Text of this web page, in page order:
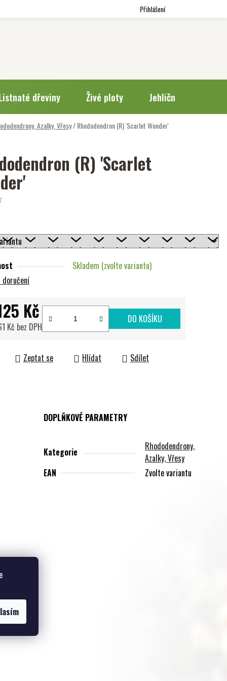
Přihlášení
dřeviny Živé ploty Jehličnany
Azalky, Vřesy/Rhododendron (R) 'Scarlet Wonder'
(R) 'Scarlet
Skladem (zvolte variantu)
Kč
Kč bez DPH
DO KOŠÍKU
Zeptat se Hlídat Sdílet
DOPLŇKOVÉ PARAMETRY
Kategorie
Rhododendrony,
Azalky, Vřesy
EAN
Zvolte variantu